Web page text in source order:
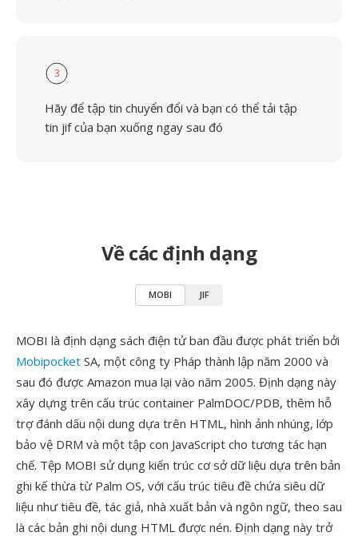
3
Hãy để tập tin chuyển đổi và bạn có thể tải tập
tin jif của bạn xuống ngay sau đó
Về các định dạng
MOBI JIF
MOBI là định dạng sách điện tử ban đầu được phát triển bởi
Mobipocket SA, một công ty Pháp thành lập năm 2000 và
sau đó được Amazon mua lại vào năm 2005. Định dạng này
xây dựng trên cấu trúc container PalmDOC/PDB, thêm hỗ
trợ đánh dấu nội dung dựa trên HTML, hình ảnh nhúng, lớp
bảo vệ DRM và một tập con JavaScript cho tương tác hạn
chế. Tệp MOBI sử dụng kiến trúc cơ sở dữ liệu dựa trên bản
ghi kế thừa từ Palm OS, với cấu trúc tiêu đề chứa siêu dữ
liệu như tiêu đề, tác giả, nhà xuất bản và ngôn ngữ, theo sau
là các bản ghi nội dung HTML được nén. Định dạng này trở